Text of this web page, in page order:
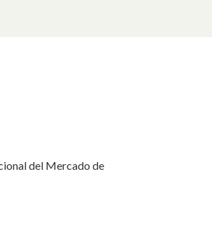
del Mercado de